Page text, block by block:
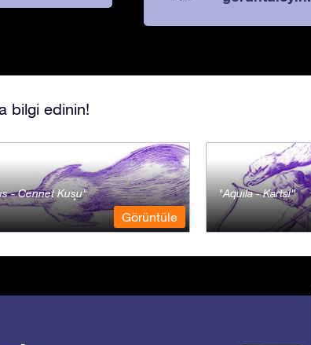
bilgi edinin!
- Cennet Kuşu
Görüntüle
Aquila - Kartal